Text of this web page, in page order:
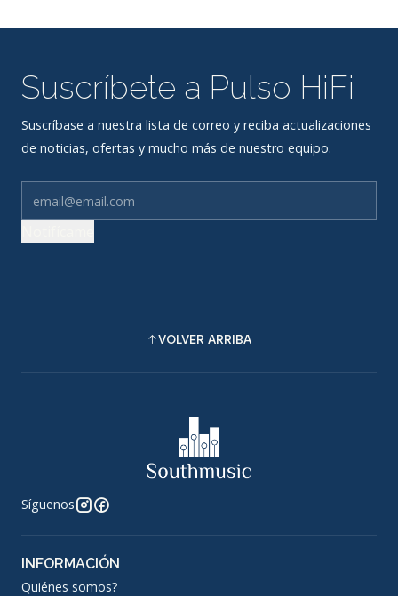
Suscríbete a Pulso HiFi
Suscríbase a nuestra lista de correo y reciba actualizaciones
de noticias, ofertas y mucho más de nuestro equipo.
VOLVER ARRIBA
Síguenos
INFORMACIÓN
Quiénes somos?